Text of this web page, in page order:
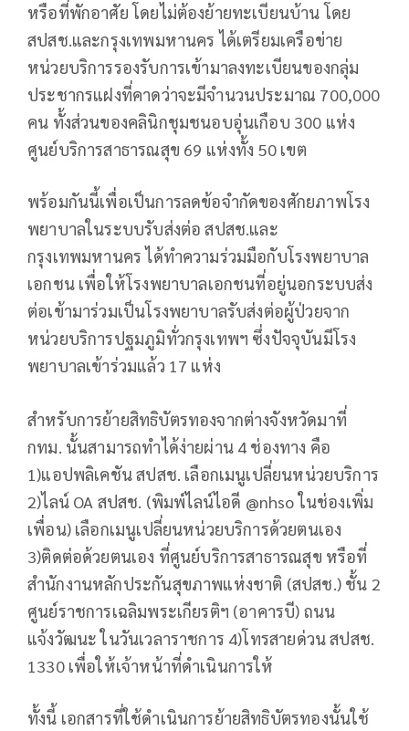
หรือที่พักอาศัย โดยไม่ต้องย้ายทะเบียนบ้าน โดย
สปสช.และกรุงเทพมหานคร ได้เตรียมเครือข่าย
หน่วยบริการรองรับการเข้ามาลงทะเบียนของกลุ่ม
ประชากรแฝงที่คาดว่าจะมีจำนวนประมาณ 700,000
คน ทั้งส่วนของคลินิกชุมชนอบอุ่นเกือบ 300 แห่ง
ศูนย์บริการสาธารณสุข 69 แห่งทั้ง 50 เขต
พร้อมกันนี้เพื่อเป็นการลดข้อจำกัดของศักยภาพโรง
พยาบาลในระบบรับส่งต่อ สปสช.และ
กรุงเทพมหานคร ได้ทำความร่วมมือกับโรงพยาบาล
เอกชน เพื่อให้โรงพยาบาลเอกชนที่อยู่นอกระบบส่ง
ต่อเข้ามาร่วมเป็นโรงพยาบาลรับส่งต่อผู้ป่วยจาก
หน่วยบริการปฐมภูมิทั่วกรุงเทพฯ ซึ่งปัจจุบันมีโรง
พยาบาลเข้าร่วมแล้ว 17 แห่ง
สำหรับการย้ายสิทธิบัตรทองจากต่างจังหวัดมาที่
กทม. นั้นสามารถทำได้ง่ายผ่าน 4 ช่องทาง คือ
1)แอปพลิเคชัน สปสช. เลือกเมนูเปลี่ยนหน่วยบริการ
2)ไลน์ OA สปสช. (พิมพ์ไลน์ไอดี @nhso ในช่องเพิ่ม
เพื่อน) เลือกเมนูเปลี่ยนหน่วยบริการด้วยตนเอง
3)ติดต่อด้วยตนเอง ที่ศูนย์บริการสาธารณสุข หรือที่
สำนักงานหลักประกันสุขภาพแห่งชาติ (สปสช.) ชั้น 2
ศูนย์ราชการเฉลิมพระเกียรติฯ (อาคารบี) ถนน
แจ้งวัฒนะ ในวันเวลาราชการ 4)โทรสายด่วน สปสช.
1330 เพื่อให้เจ้าหน้าที่ดำเนินการให้
ทั้งนี้ เอกสารที่ใช้ดำเนินการย้ายสิทธิบัตรทองนั้นใช้